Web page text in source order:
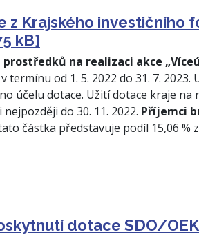
z Krajského investičního
kB]
na realizaci akce
termínu od 1. 5. 2022 do 31. 7.
účelu dotace. Užití dotace kraje na
do 30. 11. 2022. Příjemci
částka představuje podíl 15,06 %
dotace SDO/